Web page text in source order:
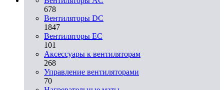
678
Вентиляторы DC
1847
Вентиляторы EC
101
Аксессуары к вентиляторам
268
Управление вентиляторами
70